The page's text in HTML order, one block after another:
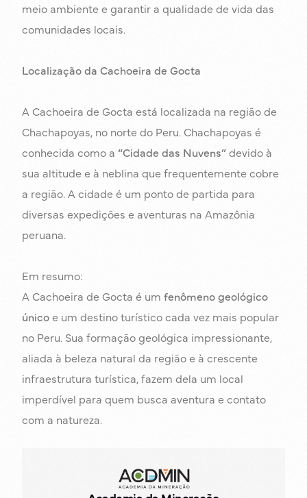
meio ambiente e garantir a qualidade de vida das
comunidades locais.
Localização da Cachoeira de Gocta
A Cachoeira de Gocta está localizada na região de
Chachapoyas, no norte do Peru. Chachapoyas é
conhecida como a“Cidade das Nuvens”devido à
sua altitude e à neblina que frequentemente cobre
a região. A cidade é um ponto de partida para
diversas expedições e aventuras na Amazônia
peruana.
Em resumo:
A Cachoeira de Gocta é umfenômeno geológico
únicoe um destino turístico cada vez mais popular
no Peru. Sua formação geológica impressionante,
aliada à beleza natural da região e à crescente
infraestrutura turística, fazem dela um local
imperdível para quem busca aventura e contato
com a natureza.